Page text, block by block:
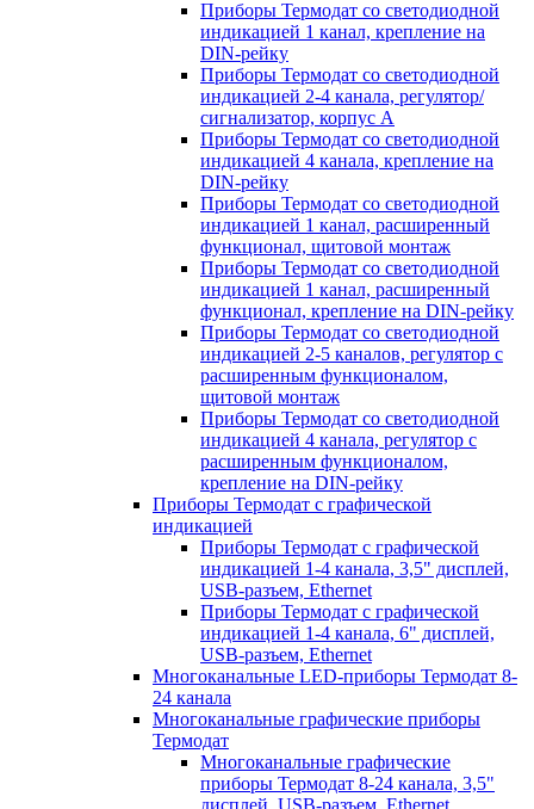
Приборы Термодат со светодиодной
индикацией 1 канал, крепление на
DIN-рейку
Приборы Термодат со светодиодной
индикацией 2-4 канала, регулятор/
сигнализатор, корпус А
Приборы Термодат со светодиодной
индикацией 4 канала, крепление на
DIN-рейку
Приборы Термодат со светодиодной
индикацией 1 канал, расширенный
функционал, щитовой монтаж
Приборы Термодат со светодиодной
индикацией 1 канал, расширенный
функционал, крепление на DIN-рейку
Приборы Термодат со светодиодной
индикацией 2-5 каналов, регулятор с
расширенным функционалом,
щитовой монтаж
Приборы Термодат со светодиодной
индикацией 4 канала, регулятор с
расширенным функционалом,
крепление на DIN-рейку
Приборы Термодат с графической
индикацией
Приборы Термодат с графической
индикацией 1-4 канала, 3,5" дисплей,
USB-разъем, Ethernet
Приборы Термодат с графической
индикацией 1-4 канала, 6" дисплей,
USB-разъем, Ethernet
Многоканальные LED-приборы Термодат 8-
24 канала
Многоканальные графические приборы
Термодат
Многоканальные графические
приборы Термодат 8-24 канала, 3,5"
дисплей, USB-разъем, Ethernet